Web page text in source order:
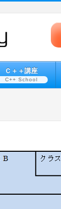
Ｃ＋＋講座
C++ School